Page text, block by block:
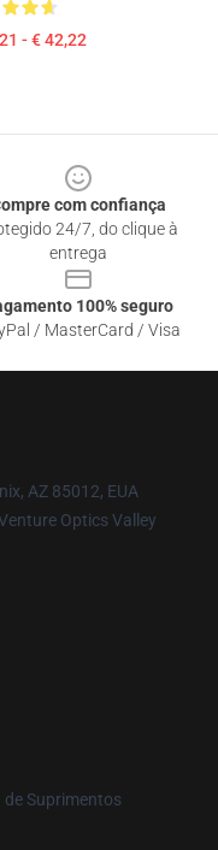
- € 42,22
com confiança
24/7, do clique à
entrega
100% seguro
/ MasterCard / Visa
AZ 85012, EUA
Optics Valley
de Suprimentos